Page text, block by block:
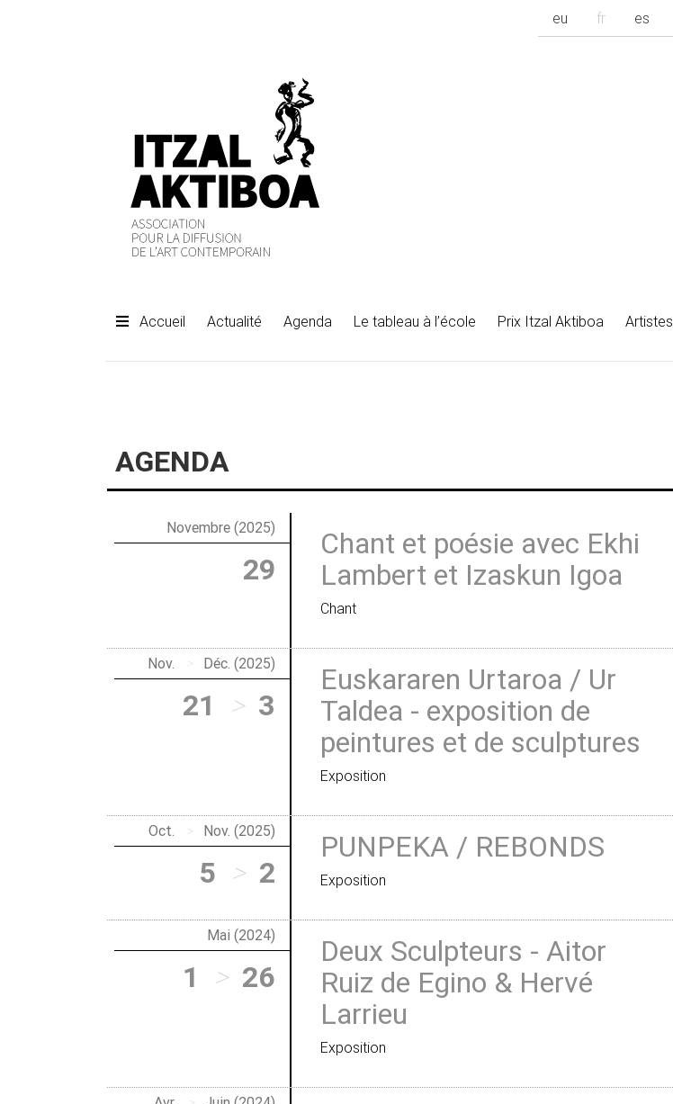
eu fr es
Accueil Actualité Agenda Le tableau à l’école Prix Itzal Aktiboa Artistes
AGENDA
Novembre (2025)
29
Chant et poésie avec Ekhi
Lambert et Izaskun Igoa
Chant
Nov. > Déc. (2025)
21 > 3
Euskararen Urtaroa / Ur
Taldea - exposition de
peintures et de sculptures
Exposition
Oct. > Nov. (2025)
5 > 2
PUNPEKA / REBONDS
Exposition
Mai (2024)
1 > 26
Deux Sculpteurs - Aitor
Ruiz de Egino & Hervé
Larrieu
Exposition